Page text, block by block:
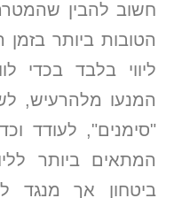
חשוב להבין
הטובות ביותר
ליווי בלבד בכדי
המנעו מלהרעיש,
"סימנים", לעודד
המתאים ביותר
ביטחון אך מנגד